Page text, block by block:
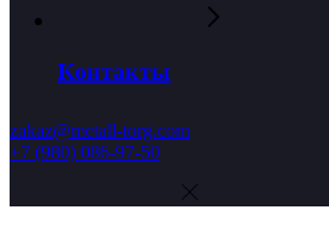
Контакты
zakaz@metall-torg.com
+7 (980) 086-97-50